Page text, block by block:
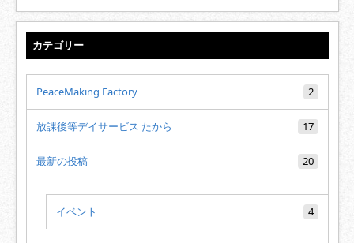
カテゴリー
PeaceMaking Factory 2
放課後等デイサービス たから 17
最新の投稿 20
イベント 4